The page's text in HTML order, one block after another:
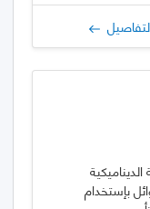
بإستخدام